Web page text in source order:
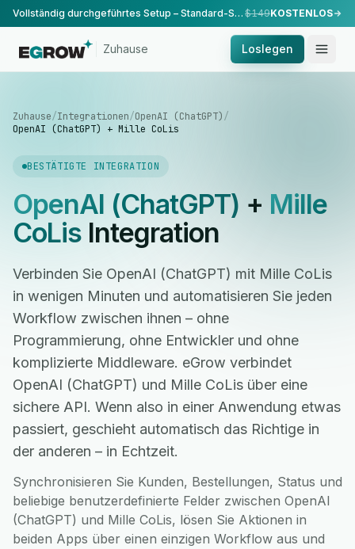
Vollständig durchgeführtes Setup – Standard-Setup, durchgeführt von unserem Team. $149KOSTENLOS
Zuhause Loslegen
Zuhause/Integrationen/OpenAI (ChatGPT)/
OpenAI (ChatGPT) + Mille CoLis
BESTÄTIGTE INTEGRATION
OpenAI (ChatGPT) + Mille
CoLisIntegration
Verbinden Sie OpenAI (ChatGPT) mit Mille CoLis
in wenigen Minuten und automatisieren Sie jeden
Workflow zwischen ihnen – ohne
Programmierung, ohne Entwickler und ohne
komplizierte Middleware. eGrow verbindet
OpenAI (ChatGPT) und Mille CoLis über eine
sichere API. Wenn also in einer Anwendung etwas
passiert, geschieht automatisch das Richtige in
der anderen – in Echtzeit.
Synchronisieren Sie Kunden, Bestellungen, Status und
beliebige benutzerdefinierte Felder zwischen OpenAI
(ChatGPT) und Mille CoLis, lösen Sie Aktionen in
beiden Apps über einen einzigen Workflow aus und